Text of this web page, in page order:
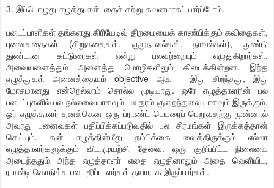
3. இப்பொழுது எழுத்து என்பதைச் சற்று கவனமாகப் பார்ப்போம்.
படைப்பாளிகள் தங்களது கிரியேடிவ் திறமையைக் காண்பிக்கும் கவிதைகள்,
புனைகதைகள் (சிறுகதைகள், குறுநாவல்கள், நாவல்கள்), துண்டு
துண்டான கட்டுரைகள் என்று பலவற்றையும் எழுதுகிறார்கள்.
அவையனைத்தும் அனைத்து மொழிகளிலும் கிடைக்கின்றன. இந்த
எழுத்துகள் அனைத்தையும் objective ஆக - இது சிறந்தது, இது
மோசமானது என்றெல்லாம் சொல்ல முடியாது. ஒரே எழுத்தாளரின் பல
படைப்புகளில் பல நல்லவையாகவும் பல தரம் குறைந்தவையாகவும் இருக்கும்.
ஓர் எழுத்தாளர் தனக்கென ஒரு ப்ராண்ட் பெயரைப் பெறுவதற்கு முன்னால்
அவரது புனைவுகள் பதிப்பிக்கப்படுவதில் பல சிரமங்கள் இருக்கத்தான்
செய்யும். தன் எழுத்தின்மீது நம்பிக்கை வைத்திருக்கும் எல்லா
எழுத்தாளர்களுக்கும் விடாமுயற்சி தேவை. ஒரு குறிப்பிட்ட நிலையை
அடைந்ததும் அந்த எழுத்தாளர் எதை எழுதினாலும் அதை வெளியிட,
ராயல்டி கொடுக்க பல பதிப்பாளர்கள் தயாராக இருப்பார்கள்.